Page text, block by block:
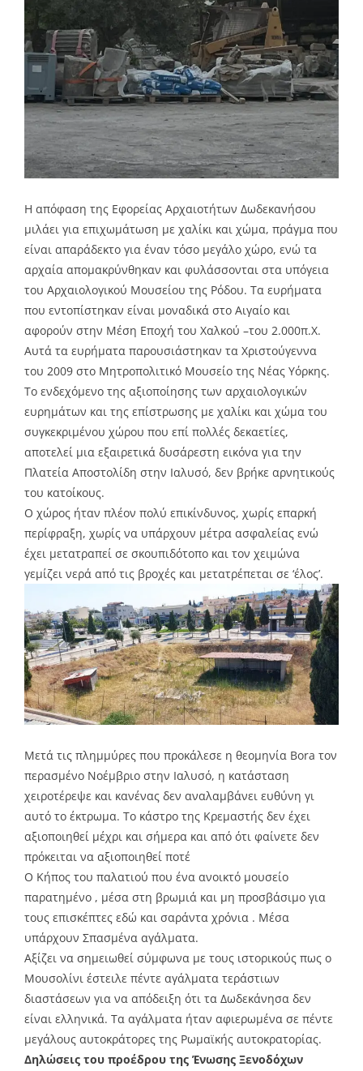
Η απόφαση της Εφορείας Αρχαιοτήτων Δωδεκανήσου
μιλάει για επιχωμάτωση με χαλίκι και χώμα, πράγμα που
είναι απαράδεκτο για έναν τόσο μεγάλο χώρο, ενώ τα
αρχαία απομακρύνθηκαν και φυλάσσονται στα υπόγεια
του Αρχαιολογικού Μουσείου της Ρόδου. Τα ευρήματα
που εντοπίστηκαν είναι μοναδικά στο Αιγαίο και
αφορούν στην Μέση Εποχή του Χαλκού –του 2.000π.Χ.
Αυτά τα ευρήματα παρουσιάστηκαν τα Χριστούγεννα
του 2009 στο Μητροπολιτικό Μουσείο της Νέας Υόρκης.
Το ενδεχόμενο της αξιοποίησης των αρχαιολογικών
ευρημάτων και της επίστρωσης με χαλίκι και χώμα του
συγκεκριμένου χώρου που επί πολλές δεκαετίες,
αποτελεί μια εξαιρετικά δυσάρεστη εικόνα για την
Πλατεία Αποστολίδη στην Ιαλυσό, δεν βρήκε αρνητικούς
του κατοίκους.
Ο χώρος ήταν πλέον πολύ επικίνδυνος, χωρίς επαρκή
περίφραξη, χωρίς να υπάρχουν μέτρα ασφαλείας ενώ
έχει μετατραπεί σε σκουπιδότοπο και τον χειμώνα
γεμίζει νερά από τις βροχές και μετατρέπεται σε ‘έλος’.
Μετά τις πλημμύρες που προκάλεσε η θεομηνία Bora τον
περασμένο Νοέμβριο στην Ιαλυσό, η κατάσταση
χειροτέρεψε και κανένας δεν αναλαμβάνει ευθύνη γι
αυτό το έκτρωμα. Το κάστρο της Κρεμαστής δεν έχει
αξιοποιηθεί μέχρι και σήμερα και από ότι φαίνετε δεν
πρόκειται να αξιοποιηθεί ποτέ
Ο Κήπος του παλατιού που ένα ανοικτό μουσείο
παρατημένο , μέσα στη βρωμιά και μη προσβάσιμο για
τους επισκέπτες εδώ και σαράντα χρόνια . Μέσα
υπάρχουν Σπασμένα αγάλματα.
Αξίζει να σημειωθεί σύμφωνα με τους ιστορικούς πως ο
Μουσολίνι έστειλε πέντε αγάλματα τεράστιων
διαστάσεων για να απόδειξη ότι τα Δωδεκάνησα δεν
είναι ελληνικά. Τα αγάλματα ήταν αφιερωμένα σε πέντε
μεγάλους αυτοκράτορες της Ρωμαϊκής αυτοκρατορίας.
Δηλώσεις του προέδρου της Ένωσης Ξενοδόχων